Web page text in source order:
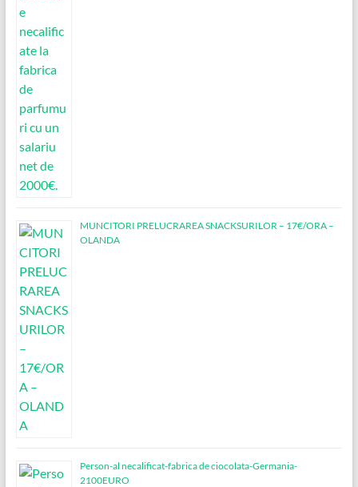
MUNCITORI PRELUCRAREA SNACKSURILOR – 17€/ORA –
OLANDA
Person-al necalificat-fabrica de ciocolata-Germania-
2100EURO